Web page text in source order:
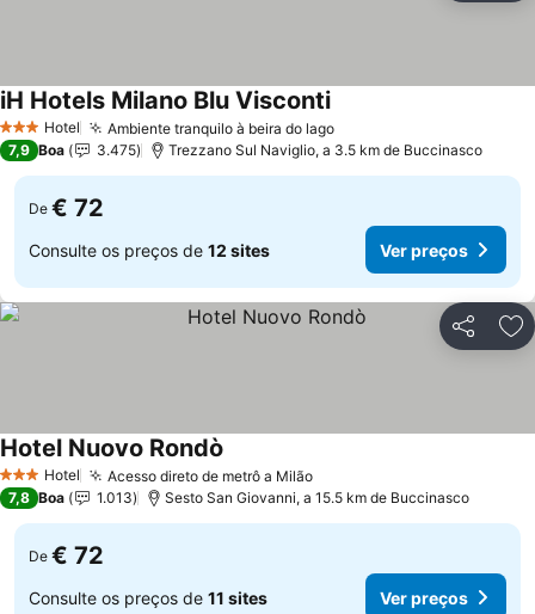
3 EstrelasHotel Ambiente tranquilo à beira do lago
iH Hotels Milano Blu Visconti
7,9 Boa 3.475 Trezzano Sul Naviglio, a 3.5 km de Buccinasco
De € 72
Consulte os preços de 12 sites Ver preços
Partilhar
3 EstrelasHotel Acesso direto de metrô a Milão
Hotel Nuovo Rondò
7,8 Boa 1.013 Sesto San Giovanni, a 15.5 km de Buccinasco
De € 72
Consulte os preços de 11 sites Ver preços